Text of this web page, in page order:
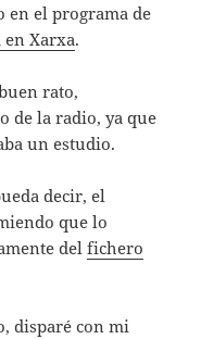
en el programa de
Xarxa.
rato,
de la radio, ya que
un estudio.
decir, el
que lo
delfichero
disparé con mi